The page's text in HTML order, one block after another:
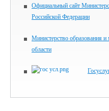
Официальный сайт
Российской Федерации
Министерство образования
области